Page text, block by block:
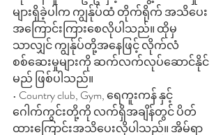
များရှိခဲ့ပါက ကျွန်ုပ်ထံ တိုက်ရိုက် အသိပေး
အကြောင်းကြား‌စေလိုပါသည်။ ထိုမှ
သာလျှင် ကျွန်ုပ်တို့အနေဖြင့် လိုက်လံ
စစ်ဆေးမှုများကို ဆက်လက်လုပ်ဆောင်နိုင်
မည် ဖြစ်ပါသည်။
• Country club, Gym, ရေကူးကန် နှင့်
ဂေါက်ကွင်းတို့ကို လက်ရှိအချိန်တွင် ပိတ်
ထားကြောင်းအသိပေးလိုပါသည်။ အိမ်ရာ